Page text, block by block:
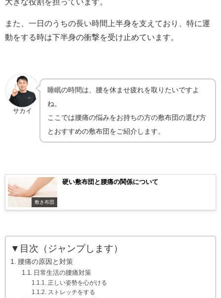
また、一日のうちの長い時間上半身を支えており、特に運
動をする時は下半身の衝撃を受け止めています。
サカイ
睡眠の時間は、腰を休ませ疲れを取りたいですよ
ね。
ここでは腰痛の悩みをお持ちの方の敷布団の選び方
とおすすめの敷布団をご紹介します。
敷き布団
硬い敷布団と腰痛の関係について
▼目次（ジャンプします）
腰痛の原因と対策
日常生活の腰痛対策
正しい姿勢を心がける
ストレッチをする